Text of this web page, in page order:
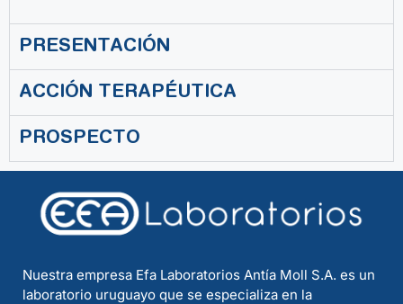
PRESENTACIÓN
ACCIÓN TERAPÉUTICA
PROSPECTO
Nuestra empresa Efa Laboratorios Antía Moll S.A. es un
laboratorio uruguayo que se especializa en la